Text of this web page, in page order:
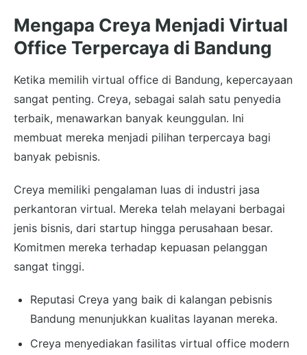
Mengapa Creya Menjadi Virtual
Office Terpercaya di Bandung
Ketika memilih virtual office di Bandung, kepercayaan
sangat penting. Creya, sebagai salah satu penyedia
terbaik, menawarkan banyak keunggulan. Ini
membuat mereka menjadi pilihan terpercaya bagi
banyak pebisnis.
Creya memiliki pengalaman luas di industri jasa
perkantoran virtual. Mereka telah melayani berbagai
jenis bisnis, dari startup hingga perusahaan besar.
Komitmen mereka terhadap kepuasan pelanggan
sangat tinggi.
Reputasi Creya yang baik di kalangan pebisnis
Bandung menunjukkan kualitas layanan mereka.
Creya menyediakan fasilitas virtual office modern